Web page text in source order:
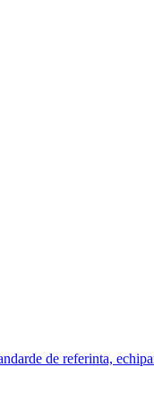
de referinta,